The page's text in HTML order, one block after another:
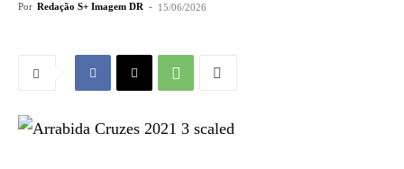
Por Redação S+ Imagem DR - 15/06/2026